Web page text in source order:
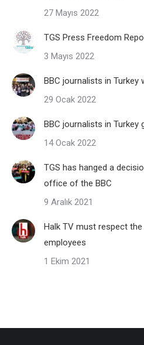
27 Mayıs 2022
TGS Press Freedom
3 Mayıs 2022
BBC journalists in
29 Ocak 2022
BBC journalists in Turkey
14 Ocak 2022
TGS has hanged a
office of the BBC
9 Aralık 2021
Halk TV must respect
employees
1 Ekim 2021